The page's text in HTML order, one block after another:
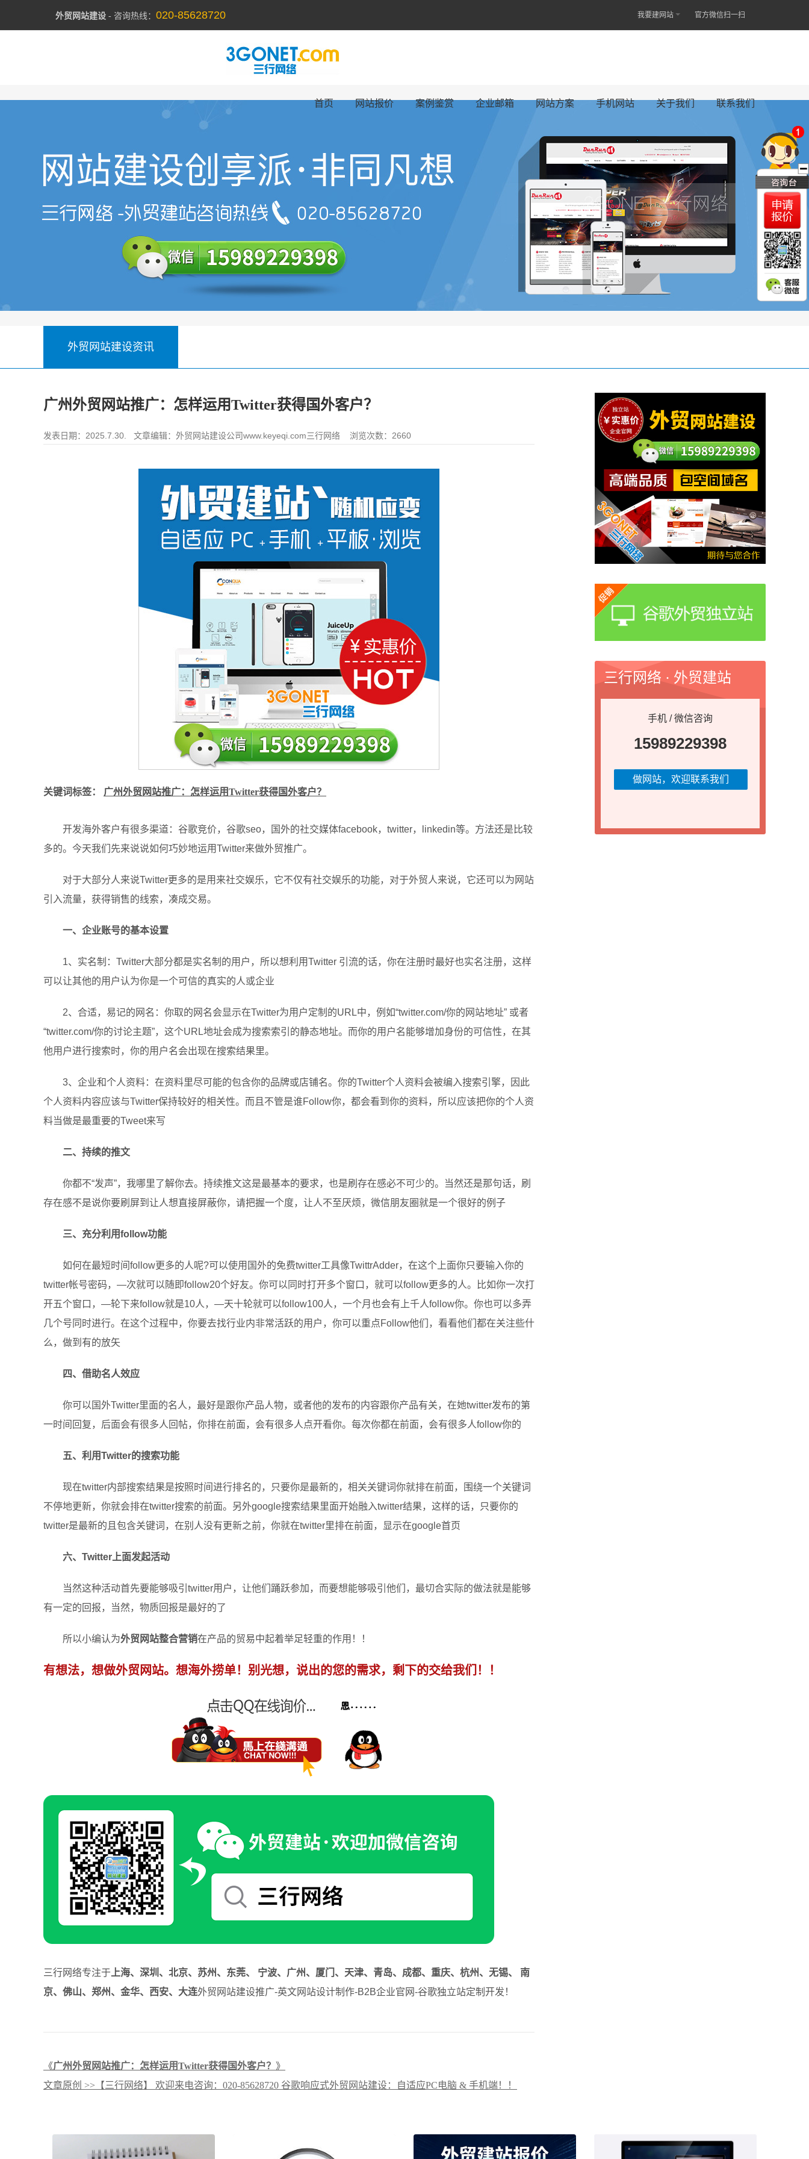
外贸网站建设 - 咨询热线： 020-85628720 我要建网站 官方微信扫一扫
首页 网站报价 案例鉴赏 企业邮箱 网站方案 手机网站 关于我们 联系我们
外贸网站建设资讯
广州外贸网站推广：怎样运用Twitter获得国外客户？
发表日期：2025.7.30. 文章编辑： 外贸网站建设公司www.keyeqi.com三行网络 浏览次数：2660
关键词标签： 广州外贸网站推广：怎样运用Twitter获得国外客户？
开发海外客户有很多渠道：谷歌竞价，谷歌seo，国外的社交媒体facebook，twitter，linkedin等。方法还是比较
多的。今天我们先来说说如何巧妙地运用Twitter来做外贸推广。
对于大部分人来说Twitter更多的是用来社交娱乐，它不仅有社交娱乐的功能，对于外贸人来说，它还可以为网站
引入流量，获得销售的线索，凑成交易。
一、企业账号的基本设置
1、实名制：Twitter大部分都是实名制的用户，所以想利用Twitter 引流的话，你在注册时最好也实名注册，这样
可以让其他的用户认为你是一个可信的真实的人或企业
2、合适，易记的网名：你取的网名会显示在Twitter为用户定制的URL中，例如“twitter.com/你的网站地址” 或者
“twitter.com/你的讨论主题”，这个URL地址会成为搜索索引的静态地址。而你的用户名能够增加身份的可信性，在其
他用户进行搜索时，你的用户名会出现在搜索结果里。
3、企业和个人资料：在资料里尽可能的包含你的品牌或店铺名。你的Twitter个人资料会被编入搜索引擎，因此
个人资料内容应该与Twitter保持较好的相关性。而且不管是谁Follow你，都会看到你的资料，所以应该把你的个人资
料当做是最重要的Tweet来写
二、持续的推文
你都不“发声”，我哪里了解你去。持续推文这是最基本的要求，也是刷存在感必不可少的。当然还是那句话，刷
存在感不是说你要刷屏到让人想直接屏蔽你，请把握一个度，让人不至厌烦，微信朋友圈就是一个很好的例子
三、充分利用follow功能
如何在最短时间follow更多的人呢?可以使用国外的免费twitter工具像TwittrAdder，在这个上面你只要输入你的
twitter帐号密码，—次就可以随即follow20个好友。你可以同时打开多个窗口，就可以follow更多的人。比如你一次打
开五个窗口，—轮下来follow就是10人，—天十轮就可以follow100人，一个月也会有上千人follow你。你也可以多弄
几个号同时进行。在这个过程中，你要去找行业内非常活跃的用户，你可以重点Follow他们，看看他们都在关注些什
么，做到有的放矢
四、借助名人效应
你可以国外Twitter里面的名人，最好是跟你产品人物，或者他的发布的内容跟你产品有关，在她twitter发布的第
一时间回复，后面会有很多人回帖，你排在前面，会有很多人点开看你。每次你都在前面，会有很多人follow你的
五、利用Twitter的搜索功能
现在twitter内部搜索结果是按照时间进行排名的，只要你是最新的，相关关键词你就排在前面，围绕一个关键词
不停地更新，你就会排在twitter搜索的前面。另外google搜索结果里面开始融入twitter结果，这样的话，只要你的
twitter是最新的且包含关键词，在别人没有更新之前，你就在twitter里排在前面，显示在google首页
六、Twitter上面发起活动
当然这种活动首先要能够吸引twitter用户，让他们踊跃参加，而要想能够吸引他们，最切合实际的做法就是能够
有一定的回报，当然，物质回报是最好的了
所以小编认为外贸网站整合营销在产品的贸易中起着举足轻重的作用！！
有想法，想做外贸网站。想海外捞单！别光想，说出的您的需求，剩下的交给我们！！
三行网络专注于 上海、深圳、北京、苏州、东莞、 宁波、广州、厦门、天津、青岛、成都、重庆、杭州、无锡、 南
京、佛山、郑州、金华、西安、大连外贸网站建设推广-英文网站设计制作-B2B企业官网-谷歌独立站定制开发！
《广州外贸网站推广：怎样运用Twitter获得国外客户？ 》
文章原创 >>【三行网络】 欢迎来电咨询：020-85628720 谷歌响应式外贸网站建设：自适应PC电脑 & 手机端！！
三行网络 · 外贸建站
手机 / 微信咨询
15989229398
做网站，欢迎联系我们